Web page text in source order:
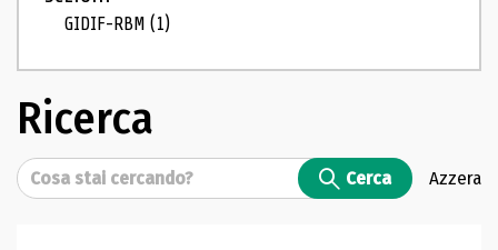
GIDIF-RBM(1)
Ricerca
Cerca Cerca Azzera